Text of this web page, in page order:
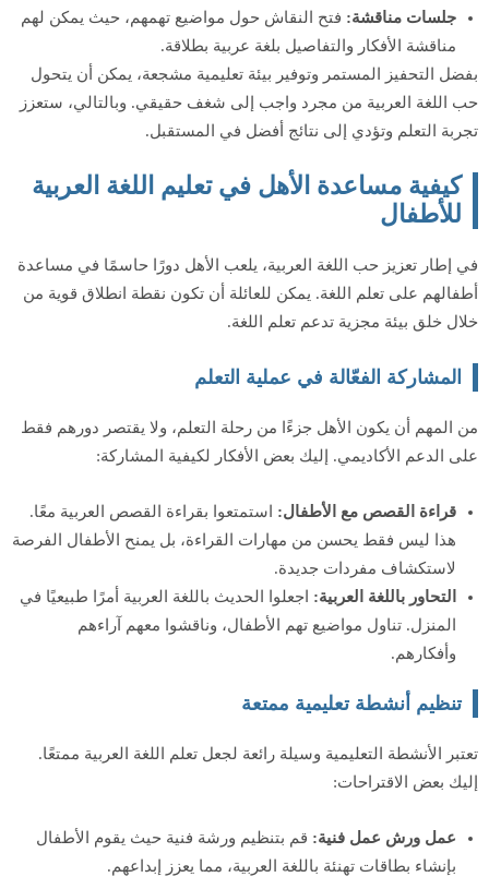
جلسات مناقشة: فتح النقاش حول مواضيع تهمهم، حيث يمكن لهم
مناقشة الأفكار والتفاصيل بلغة عربية بطلاقة.
بفضل التحفيز المستمر وتوفير بيئة تعليمية مشجعة، يمكن أن يتحول
حب اللغة العربية من مجرد واجب إلى شغف حقيقي. وبالتالي، ستعزز
تجربة التعلم وتؤدي إلى نتائج أفضل في المستقبل.
كيفية مساعدة الأهل في تعليم اللغة العربية
للأطفال
في إطار تعزيز حب اللغة العربية، يلعب الأهل دورًا حاسمًا في مساعدة
أطفالهم على تعلم اللغة. يمكن للعائلة أن تكون نقطة انطلاق قوية من
خلال خلق بيئة مجزية تدعم تعلم اللغة.
المشاركة الفعّالة في عملية التعلم
من المهم أن يكون الأهل جزءًا من رحلة التعلم، ولا يقتصر دورهم فقط
على الدعم الأكاديمي. إليك بعض الأفكار لكيفية المشاركة:
قراءة القصص مع الأطفال: استمتعوا بقراءة القصص العربية معًا.
هذا ليس فقط يحسن من مهارات القراءة، بل يمنح الأطفال الفرصة
لاستكشاف مفردات جديدة.
التحاور باللغة العربية: اجعلوا الحديث باللغة العربية أمرًا طبيعيًا في
المنزل. تناول مواضيع تهم الأطفال، وناقشوا معهم آراءهم
وأفكارهم.
تنظيم أنشطة تعليمية ممتعة
تعتبر الأنشطة التعليمية وسيلة رائعة لجعل تعلم اللغة العربية ممتعًا.
إليك بعض الاقتراحات:
عمل ورش عمل فنية: قم بتنظيم ورشة فنية حيث يقوم الأطفال
بإنشاء بطاقات تهنئة باللغة العربية، مما يعزز إبداعهم.